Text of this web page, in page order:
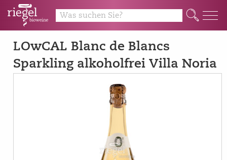
Q
LOwCAL Blanc de Blancs
Sparkling alkoholfrei Villa Noria